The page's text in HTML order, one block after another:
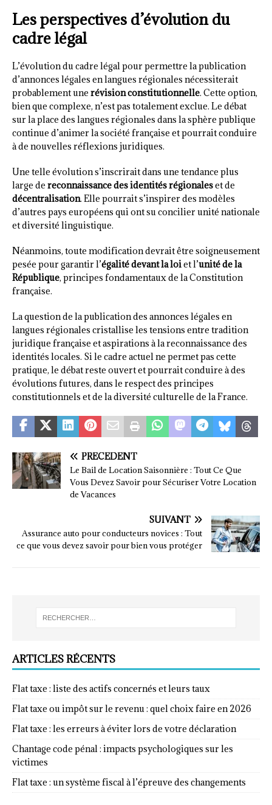
Les perspectives d’évolution du
cadre légal
L’évolution du cadre légal pour permettre la publication
d’annonces légales en langues régionales nécessiterait
probablement une révision constitutionnelle. Cette option,
bien que complexe, n’est pas totalement exclue. Le débat
sur la place des langues régionales dans la sphère publique
continue d’animer la société française et pourrait conduire
à de nouvelles réflexions juridiques.
Une telle évolution s’inscrirait dans une tendance plus
large de reconnaissance des identités régionaleset de
décentralisation. Elle pourrait s’inspirer des modèles
d’autres pays européens qui ont su concilier unité nationale
et diversité linguistique.
Néanmoins, toute modification devrait être soigneusement
pesée pour garantir l’égalité devant la loiet l’unité de la
République, principes fondamentaux de la Constitution
française.
La question de la publication des annonces légales en
langues régionales cristallise les tensions entre tradition
juridique française et aspirations à la reconnaissance des
identités locales. Si le cadre actuel ne permet pas cette
pratique, le débat reste ouvert et pourrait conduire à des
évolutions futures, dans le respect des principes
constitutionnels et de la diversité culturelle de la France.
PRÉCÉDENT
Le Bail de Location Saisonnière : Tout Ce Que
Vous Devez Savoir pour Sécuriser Votre Location
de Vacances
SUIVANT
Assurance auto pour conducteurs novices : Tout
ce que vous devez savoir pour bien vous protéger
ARTICLES RÉCENTS
Flat taxe : liste des actifs concernés et leurs taux
Flat taxe ou impôt sur le revenu : quel choix faire en 2026
Flat taxe : les erreurs à éviter lors de votre déclaration
Chantage code pénal : impacts psychologiques sur les
victimes
Flat taxe : un système fiscal à l’épreuve des changements